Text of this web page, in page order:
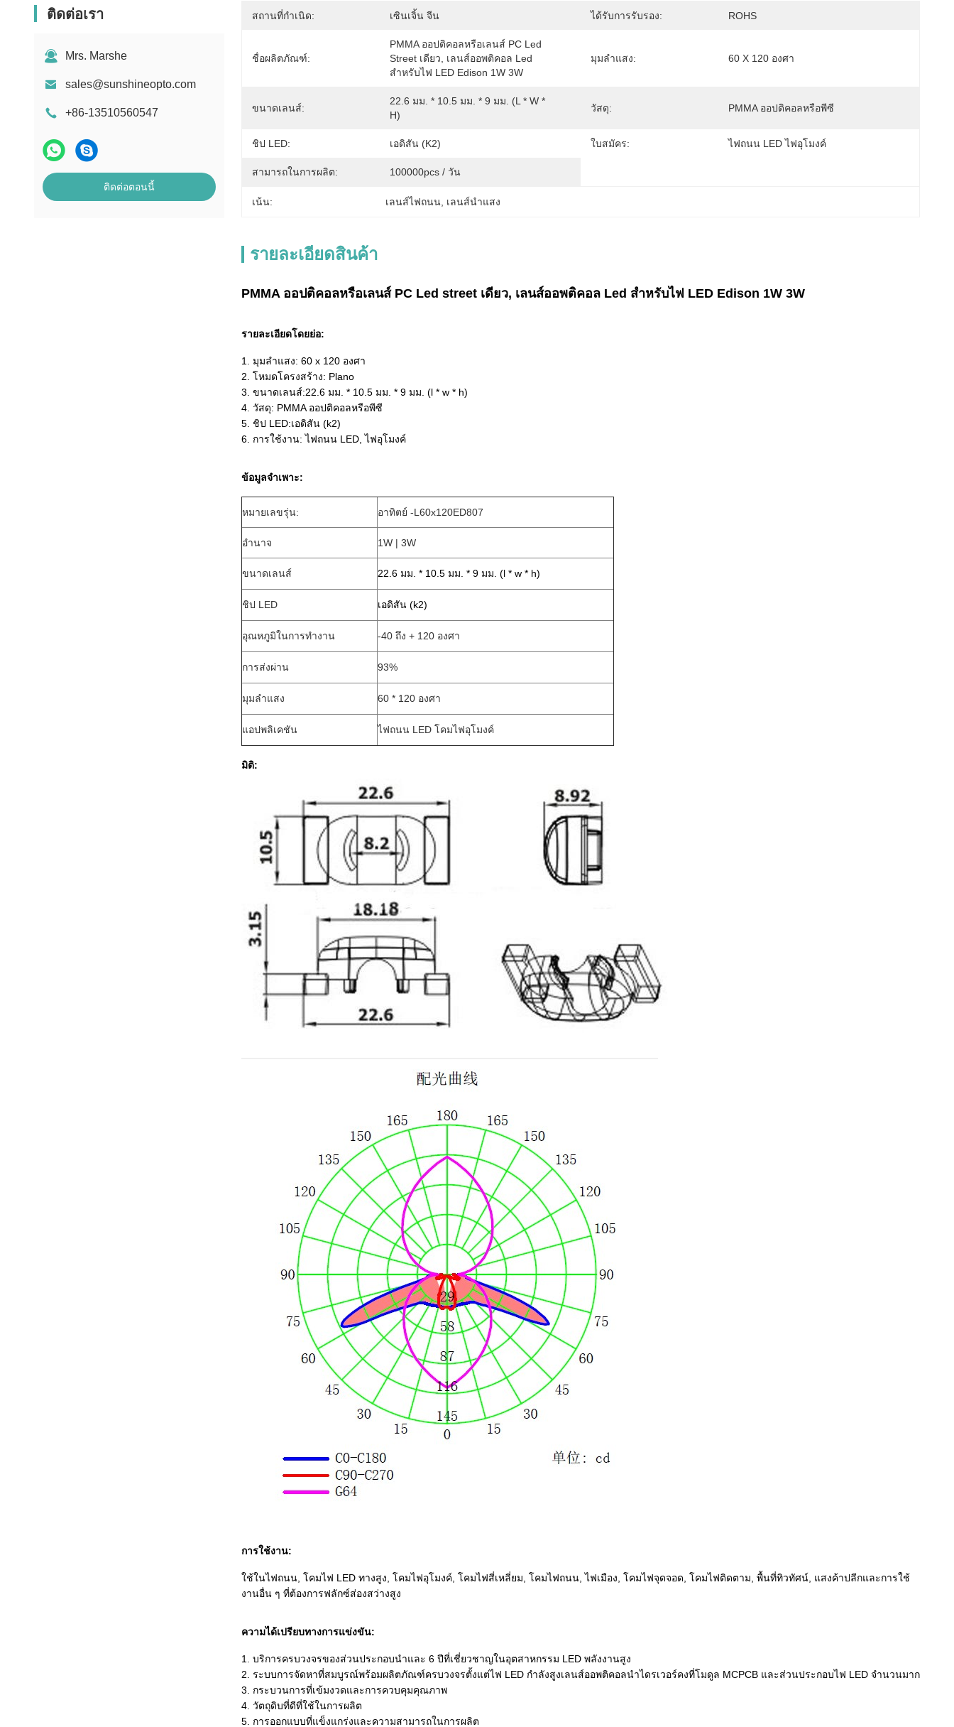
ติดต่อเรา
Mrs. Marshe
sales@sunshineopto.com
+86-13510560547
ติดต่อตอนนี้
สถานที่กำเนิด: เซินเจิ้น จีน ได้รับการรับรอง: ROHS
ชื่อผลิตภัณฑ์:
PMMA ออปติคอลหรือเลนส์ PC Led
Street เดียว, เลนส์ออพติคอล Led
สำหรับไฟ LED Edison 1W 3W
มุมลำแสง: 60 X 120 องศา
ขนาดเลนส์:
22.6 มม. * 10.5 มม. * 9 มม. (l * W *
H)
วัสดุ: PMMA ออปติคอลหรือพีซี
ชิป LED: เอดิสัน (k2) ใบสมัคร: ไฟถนน LED ไฟอุโมงค์
สามารถในการผลิต: 100000pcs / วัน
เน้น: เลนส์ไฟถนน เลนส์นำแสง
รายละเอียดสินค้า
PMMA ออปติคอลหรือเลนส์ PC Led street เดียว, เลนส์ออพติคอล Led สำหรับไฟ LED Edison 1W 3W
รายละเอียดโดยย่อ:
1. มุมลำแสง: 60 x 120 องศา
2. โหมดโครงสร้าง: Plano
3. ขนาดเลนส์:22.6 มม. * 10.5 มม. * 9 มม. (l * w * h)
4. วัสดุ: PMMA ออปติคอลหรือพีซี
5. ชิป LED:เอดิสัน (k2)
6. การใช้งาน: ไฟถนน LED, ไฟอุโมงค์
ข้อมูลจำเพาะ:
หมายเลขรุ่น: อาทิตย์ -L60x120ED807
อำนาจ 1W | 3W
ขนาดเลนส์ 22.6 มม. * 10.5 มม. * 9 มม. (l * w * h)
ชิป LED เอดิสัน (k2)
อุณหภูมิในการทำงาน -40 ถึง + 120 องศา
การส่งผ่าน 93%
มุมลำแสง 60 * 120 องศา
แอปพลิเคชัน ไฟถนน LED โคมไฟอุโมงค์
มิติ:
การใช้งาน:
ใช้ในไฟถนน, โคมไฟ LED ทางสูง, โคมไฟอุโมงค์, โคมไฟสี่เหลี่ยม, โคมไฟถนน, ไฟเมือง, โคมไฟจุดจอด, โคมไฟติดตาม, พื้นที่ทิวทัศน์, แสงค้าปลีกและการใช้
งานอื่น ๆ ที่ต้องการฟลักซ์ส่องสว่างสูง
ความได้เปรียบทางการแข่งขัน:
1. บริการครบวงจรของส่วนประกอบนำและ 6 ปีที่เชี่ยวชาญในอุตสาหกรรม LED พลังงานสูง
2. ระบบการจัดหาที่สมบูรณ์พร้อมผลิตภัณฑ์ครบวงจรตั้งแต่ไฟ LED กำลังสูงเลนส์ออพติคอลนำไดรเวอร์คงที่โมดูล MCPCB และส่วนประกอบไฟ LED จำนวนมาก
3. กระบวนการที่เข้มงวดและการควบคุมคุณภาพ
4. วัตถุดิบที่ดีที่ใช้ในการผลิต
5. การออกแบบที่แข็งแกร่งและความสามารถในการผลิต